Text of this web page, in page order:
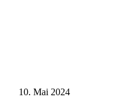
10. Mai 2024